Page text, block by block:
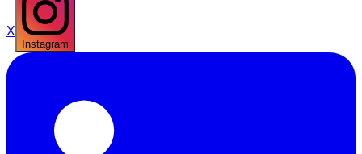
X
Instagram